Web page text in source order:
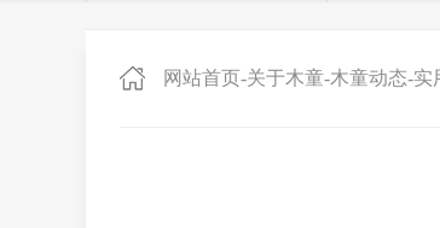
网站首页-关于木童-木童动态-实